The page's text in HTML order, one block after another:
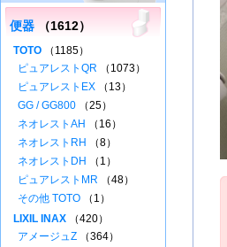
便器 （1612）
TOTO （1185）
ピュアレストQR （1073）
ピュアレストEX （13）
GG / GG800 （25）
ネオレストAH
（16）
ネオレストRH
（8）
ネオレストDH
（1）
ピュアレストMR （48）
その他 TOTO （1）
LIXIL INAX （420）
アメージュZ （364）